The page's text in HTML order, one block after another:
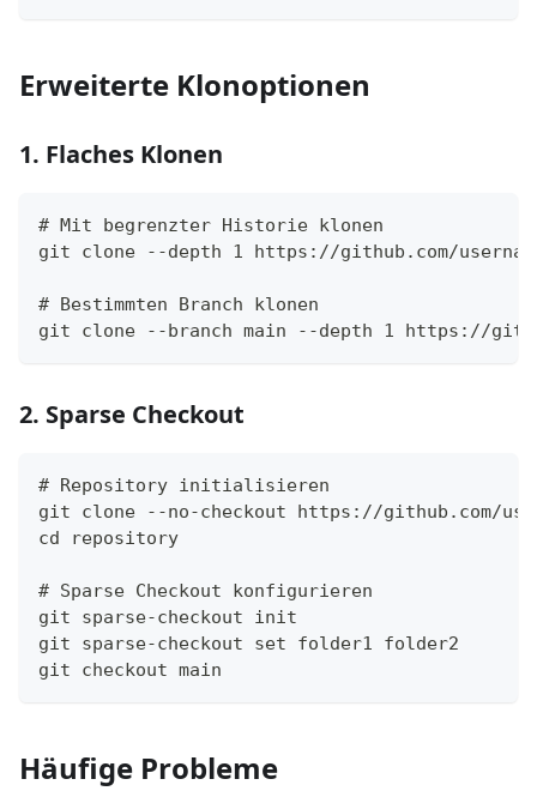
Erweiterte Klonoptionen
1. Flaches Klonen
# Mit begrenzter Historie klonen
git clone --depth 1 https://github.com/
# Bestimmten Branch klonen
git clone --branch main --depth 1 https://
2. Sparse Checkout
# Repository initialisieren
git clone --no-checkout https://github.com/
cd repository
# Sparse Checkout konfigurieren
git sparse-checkout init
git sparse-checkout set folder1 folder2
git checkout main
Häufige Probleme